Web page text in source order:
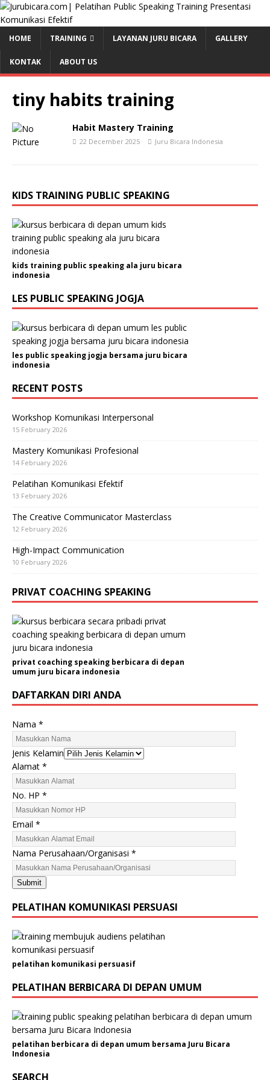
HOME TRAINING LAYANAN JURU BICARA GALLERY
KONTAK ABOUT US
tiny habits training
Habit Mastery Training
22 December 2025 Juru Bicara Indonesia
KIDS TRAINING PUBLIC SPEAKING
kids training public speaking ala juru bicara
indonesia
LES PUBLIC SPEAKING JOGJA
les public speaking jogja bersama juru bicara
indonesia
RECENT POSTS
Workshop Komunikasi Interpersonal
15 February 2026
Mastery Komunikasi Profesional
14 February 2026
Pelatihan Komunikasi Efektif
13 February 2026
The Creative Communicator Masterclass
12 February 2026
High-Impact Communication
10 February 2026
PRIVAT COACHING SPEAKING
privat coaching speaking berbicara di depan
umum juru bicara indonesia
DAFTARKAN DIRI ANDA
N
o
.
N
a
m
a
N
a
m
a
Nama *
Jenis Kelamin
Alamat *
No. HP *
Email *
Nama Perusahaan/Organisasi *
Submit
PELATIHAN KOMUNIKASI PERSUASI
pelatihan komunikasi persuasif
PELATIHAN BERBICARA DI DEPAN UMUM
pelatihan berbicara di depan umum bersama Juru Bicara
Indonesia
SEARCH